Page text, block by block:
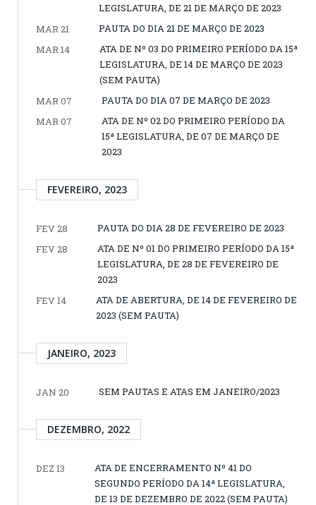
LEGISLATURA, DE 21 DE MARÇO DE 2023
MAR 21
PAUTA DO DIA 21 DE MARÇO DE 2023
MAR 14
ATA DE Nº 03 DO PRIMEIRO PERÍODO DA 15ª
LEGISLATURA, DE 14 DE MARÇO DE 2023
(SEM PAUTA)
MAR 07
PAUTA DO DIA 07 DE MARÇO DE 2023
MAR 07
ATA DE Nº 02 DO PRIMEIRO PERÍODO DA
15ª LEGISLATURA, DE 07 DE MARÇO DE
2023
FEVEREIRO, 2023
FEV 28
PAUTA DO DIA 28 DE FEVEREIRO DE 2023
FEV 28
ATA DE Nº 01 DO PRIMEIRO PERÍODO DA 15ª
LEGISLATURA, DE 28 DE FEVEREIRO DE
2023
FEV 14
ATA DE ABERTURA, DE 14 DE FEVEREIRO DE
2023 (SEM PAUTA)
JANEIRO, 2023
JAN 20 SEM PAUTAS E ATAS EM JANEIRO/2023
DEZEMBRO, 2022
DEZ 13
ATA DE ENCERRAMENTO Nº 41 DO
SEGUNDO PERÍODO DA 14ª LEGISLATURA,
DE 13 DE DEZEMBRO DE 2022 (SEM PAUTA)